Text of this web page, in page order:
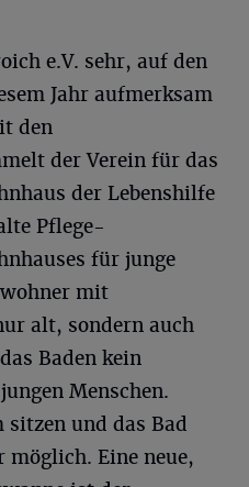
e.V. sehr, auf den
Jahr aufmerksam
den
der Verein für das
der Lebenshilfe
Pflege-
für junge
mit
alt, sondern auch
Baden kein
Menschen.
sitzen und das Bad
Eine neue,